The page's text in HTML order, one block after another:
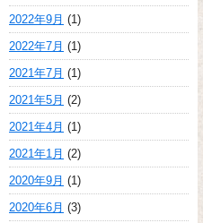
2022年9月 (1)
2022年7月 (1)
2021年7月 (1)
2021年5月 (2)
2021年4月 (1)
2021年1月 (2)
2020年9月 (1)
2020年6月 (3)